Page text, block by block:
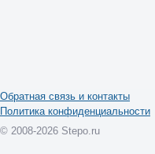
Обратная связь и контакты
Политика конфиденциальности
© 2008-2026 Stepo.ru